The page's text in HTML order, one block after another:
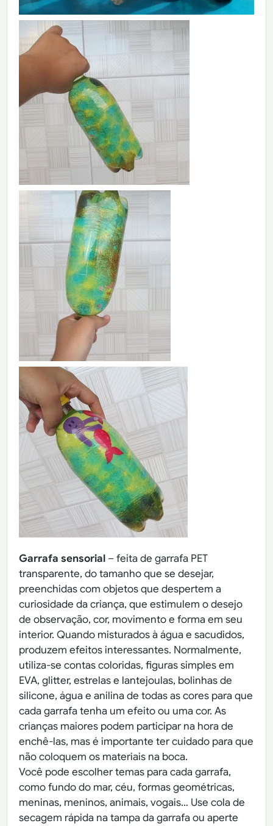
Garrafa sensorial – feita de garrafa PET
transparente, do tamanho que se desejar,
preenchidas com objetos que despertem a
curiosidade da criança, que estimulem o desejo
de observação, cor, movimento e forma em seu
interior. Quando misturados à água e sacudidos,
produzem efeitos interessantes. Normalmente,
utiliza-se contas coloridas, figuras simples em
EVA, glitter, estrelas e lantejoulas, bolinhas de
silicone, água e anilina de todas as cores para que
cada garrafa tenha um efeito ou uma cor. As
crianças maiores podem participar na hora de
enchê-las, mas é importante ter cuidado para que
não coloquem os materiais na boca.
Você pode escolher temas para cada garrafa,
como fundo do mar, céu, formas geométricas,
meninas, meninos, animais, vogais… Use cola de
secagem rápida na tampa da garrafa ou aperte